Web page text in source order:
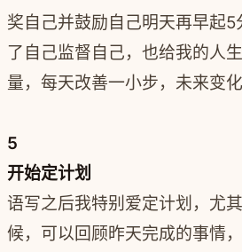
奖自己并鼓励自己明天再早起5
了自己监督自己，也给我的人
量，每天改善一小步，未来变化
5
开始定计划
语写之后我特别爱定计划，尤
候，可以回顾昨天完成的事情